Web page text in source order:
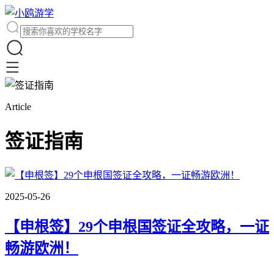
Article
签证指南
2025-05-26
【申根签】29个申根国签证全攻略，一证
畅游欧洲！